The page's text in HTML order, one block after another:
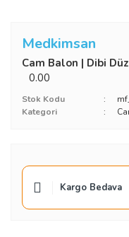
Medkimsan
Cam Balon | Dibi
0.00
Stok Kodu
Kategori
Kargo Bedava